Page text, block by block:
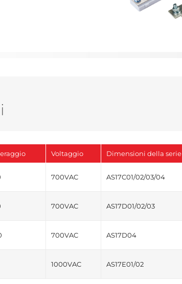
Voltaggio Dimensioni della serie
700VAC AS17C01/02/03/04
700VAC AS17D01/02/03
700VAC AS17D04
1000VAC AS17E01/02